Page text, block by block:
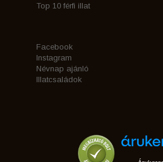
Top 10 férfi illat
Facebook
Instagram
Névnap ajánló
Illatcsaládok